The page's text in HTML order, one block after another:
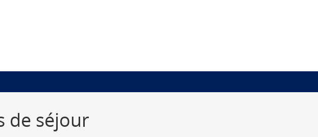
de séjour